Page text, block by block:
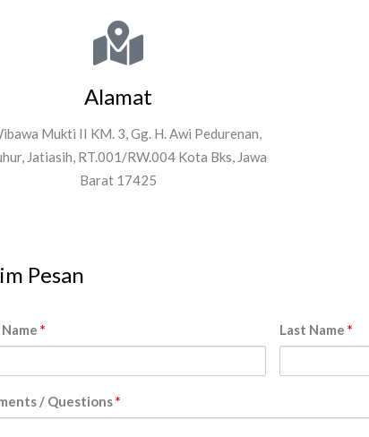
Alamat
Mukti II KM. 3, Gg. H. Awi Pedurenan,
Jatiasih, RT.001/RW.004 Kota Bks, Jawa
Barat 17425
Pesan
* Last Name *
/ Questions*